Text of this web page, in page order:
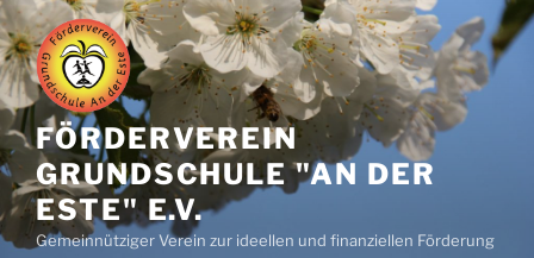
Zum
Inhalt
springen
FÖRDERVEREIN
GRUNDSCHULE "AN DER
ESTE" E.V.
Gemeinnütziger Verein zur ideellen und finanziellen Förderung